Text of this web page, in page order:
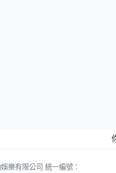
有限公司 統一編號：